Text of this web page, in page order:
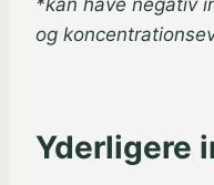
og
Yderligere